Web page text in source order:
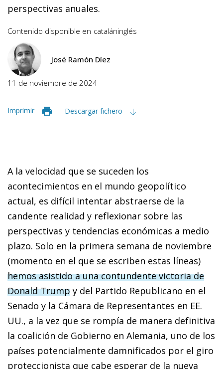
perspectivas anuales.
Contenido disponible en cataláninglés
José Ramón Díez
11 de noviembre de 2024
Imprimir Descargar fichero
A la velocidad que se suceden los
acontecimientos en el mundo geopolítico
actual, es difícil intentar abstraerse de la
candente realidad y reflexionar sobre las
perspectivas y tendencias económicas a medio
plazo. Solo en la primera semana de noviembre
(momento en el que se escriben estas líneas)
hemos asistido a una contundente victoria de
Donald Trump y del Partido Republicano en el
Senado y la Cámara de Representantes en EE.
UU., a la vez que se rompía de manera definitiva
la coalición de Gobierno en Alemania, uno de los
países potencialmente damnificados por el giro
proteccionista que cabe esperar de la nueva